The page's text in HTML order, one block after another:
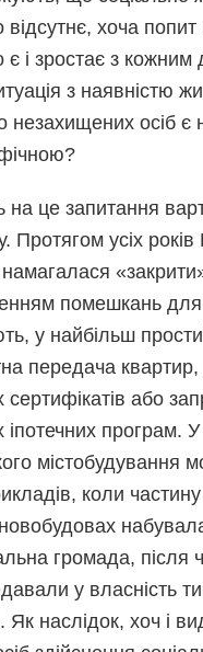
хоча попит
є і зростає з
з наявністю
незахищених осіб є
на це запитання
Протягом усіх років
помешкань для
у найбільш
передача
сертифікатів або
іпотечних програм. У
містобудування
коли
громада, після
у власність
Як наслідок, хоч і